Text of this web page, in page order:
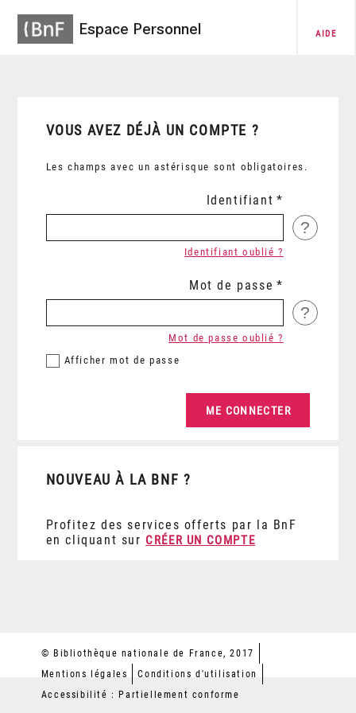
Espace Personnel AIDE
VOUS AVEZ DÉJÀ UN COMPTE ?
Les champs avec un astérisque sont obligatoires.
Identifiant
?
Identifiant oublié ?
Mot de passe
?
Afficher mot de passe
Mot de passe oublié ?
NOUVEAU À LA BNF ?
Profitez des services offerts par la BnF
en cliquant sur CRÉER UN COMPTE
© Bibliothèque nationale de France, 2017
Mentions légales
Conditions d'utilisation
Accessibilité : Partiellement conforme